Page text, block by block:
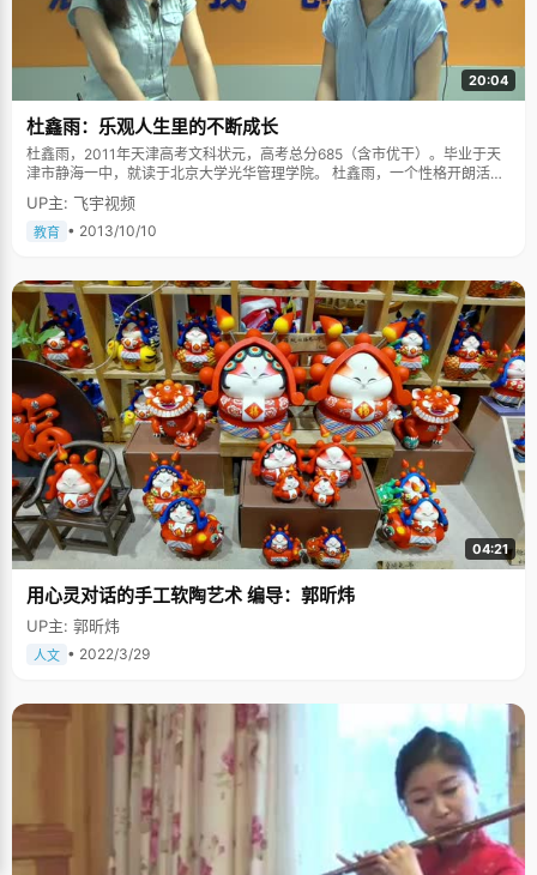
20:04
杜鑫雨：乐观人生里的不断成长
杜鑫雨，2011年天津高考文科状元，高考总分685（含市优干）。毕业于天
津市静海一中，就读于北京大学光华管理学院。 杜鑫雨，一个性格开朗活
泼，却又不失稳定大气的天津姑娘。与她聊天的过程中，她的笑声能够感染
我们每一个工作人员，而她的故事也让我们认识到了生活中真实的她。 童年
往昔里的男孩性格 初看杜鑫雨的名字，让记者都以为是个男孩子的名字。连
做事情果断一点儿，不会那么在意细节，也许这就是所谓的男生性格吧。" 因
为奶奶是小学老师，杜鑫雨的学前教育进行的很早，奶奶总是在夏夜里扇着
蒲扇交小鑫雨背诗，"奶奶说我小时候记忆力可好了，一般短小的诗，奶奶念
三次我就能背下来啦。"杜鑫雨的语气中透露着可爱的骄傲。 杜鑫雨的爷爷会
软笔书法，爸爸会硬笔书法，杜鑫雨自然也写得一手清秀飘逸的好字。"我也
想把字练得更好一些，平时写字的时候会注意怎么写更好看一些。" 小时候最
爱看电视 在杜鑫雨身上，发生的最大的变化，应该就是对于写作业这件事。
在她的回忆里，在小学二年级之前的她，是个特别爱写作业的好学生。"我妈
说我那时候可爱学习了，每天不写完作业都不吃饭。"可是，在长大一些，杜
鑫雨就有些抵抗不了电视的诱惑了，经常在看电视这件事上与爸妈斗智斗
勇。"拿冷毛巾给电视降温，还要记住电视原来是在哪个台呀，还要记住遥控
器是在哪个位置，现在想想觉得看电视好麻烦，但小时候还是更想看电
视。"杜鑫雨小的时候虽然喜欢看电视，但是几乎都是在学校就把作业完成
了。"我喜欢在学校的时候就是学习，回到家就是比较放松的感觉。"杜鑫雨
这样向我们解释到。除此之外，爸爸妈妈对杜鑫雨的学习也不会过分干预，
人云亦云，这也为她以后步入社会打下了良好的基础。 进步中的不断自我定
一个团队，参加了欧莱雅的校园义卖活动。从组队成立，到项目申请，到活
动的落实，身为队长的杜鑫雨在队友们的支持下，顺利完成了这项活动，她
后要走怎样的路。"杜鑫雨告诉我们，"她似乎永远在不断的自我定位中，虽
然在自我定位，但是还是在适应着北大的环境，也在享受这北大的生活。" 在
采访中，杜鑫雨总是笑嘻嘻的样子，露出两个很可爱的小虎牙，我们能感受
到她对生活的热情，也希望她真的能不断自我定位，不断进步。
UP主: 飞宇视频
教育 • 2013/10/10
04:21
用心灵对话的手工软陶艺术 编导：郭昕炜
UP主: 郭昕炜
人文 • 2022/3/29